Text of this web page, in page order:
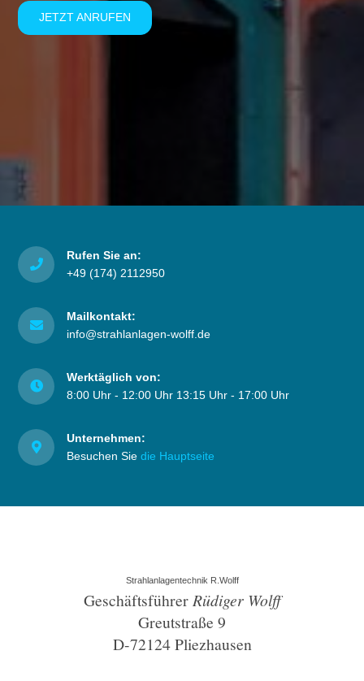
JETZT ANRUFEN
Rufen Sie an:
+49 (174) 2112950
Mailkontakt:
info@strahlanlagen-wolff.de
Werktäglich von:
8:00 Uhr - 12:00 Uhr 13:15 Uhr - 17:00 Uhr
Unternehmen:
Besuchen Siedie Hauptseite
Strahlanlagentechnik R.Wolff
Geschäftsführer Rüdiger Wolff
Greutstraße 9
D-72124 Pliezhausen